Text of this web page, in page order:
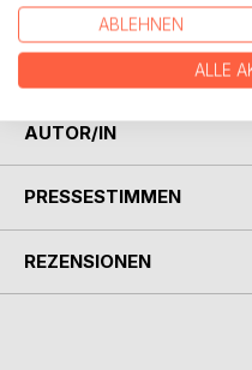
richterlicher
den Präsidenten des
übergeordneten Gerichte
AUTOR/IN
PRESSESTIMMEN
REZENSIONEN
ABLEHNEN
ALLE